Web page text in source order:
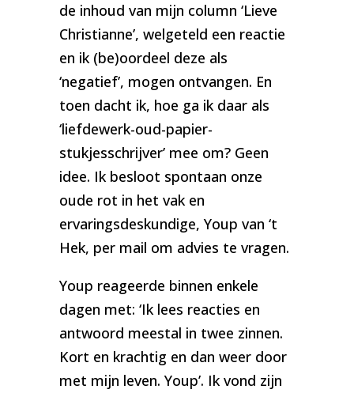
de inhoud van mijn column ‘Lieve
Christianne’, welgeteld een reactie
en ik (be)oordeel deze als
‘negatief’, mogen ontvangen. En
toen dacht ik, hoe ga ik daar als
‘liefdewerk-oud-papier-
stukjesschrijver’ mee om? Geen
idee. Ik besloot spontaan onze
oude rot in het vak en
ervaringsdeskundige, Youp van ‘t
Hek, per mail om advies te vragen.
Youp reageerde binnen enkele
dagen met: ‘Ik lees reacties en
antwoord meestal in twee zinnen.
Kort en krachtig en dan weer door
met mijn leven. Youp’. Ik vond zijn